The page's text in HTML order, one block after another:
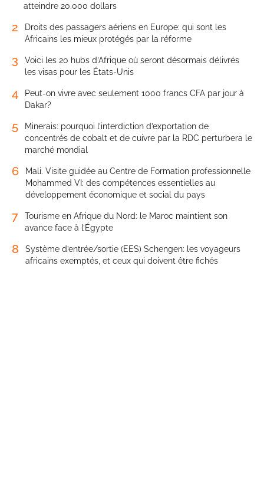
atteindre 20.000 dollars
2
Droits des passagers aériens en Europe: qui sont les
Africains les mieux protégés par la réforme
3
Voici les 20 hubs d’Afrique où seront désormais délivrés
les visas pour les États-Unis
4
Peut-on vivre avec seulement 1000 francs CFA par jour à
Dakar?
5
Minerais: pourquoi l’interdiction d’exportation de
concentrés de cobalt et de cuivre par la RDC perturbera le
marché mondial
6
Mali. Visite guidée au Centre de Formation professionnelle
Mohammed VI: des compétences essentielles au
développement économique et social du pays
7
Tourisme en Afrique du Nord: le Maroc maintient son
avance face à l’Égypte
8
Système d’entrée/sortie (EES) Schengen: les voyageurs
africains exemptés, et ceux qui doivent être fichés